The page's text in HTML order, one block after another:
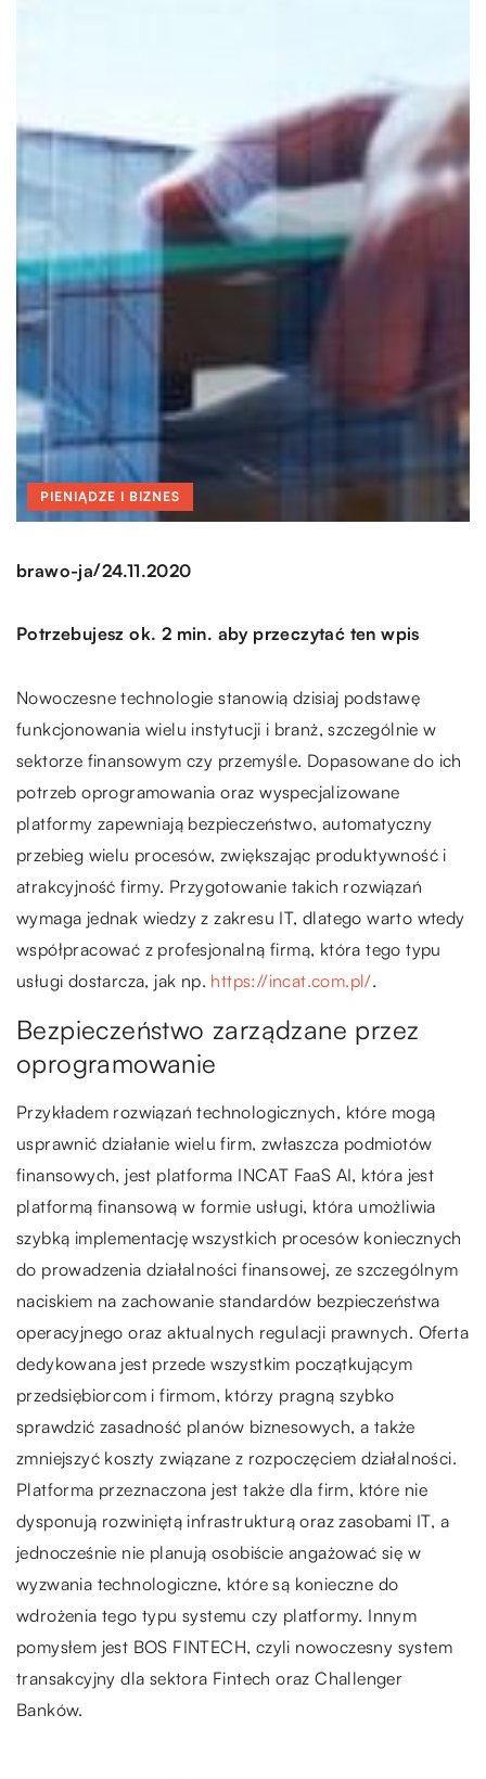
PIENIĄDZE I BIZNES
brawo-ja/24.11.2020
Potrzebujesz ok. 2 min. aby przeczytać ten wpis
Nowoczesne technologie stanowią dzisiaj podstawę
funkcjonowania wielu instytucji i branż, szczególnie w
sektorze finansowym czy przemyśle. Dopasowane do ich
potrzeb oprogramowania oraz wyspecjalizowane
platformy zapewniają bezpieczeństwo, automatyczny
przebieg wielu procesów, zwiększając produktywność i
atrakcyjność firmy. Przygotowanie takich rozwiązań
wymaga jednak wiedzy z zakresu IT, dlatego warto wtedy
współpracować z profesjonalną firmą, która tego typu
usługi dostarcza, jak np. https://incat.com.pl/.
Bezpieczeństwo zarządzane przez
oprogramowanie
Przykładem rozwiązań technologicznych, które mogą
usprawnić działanie wielu firm, zwłaszcza podmiotów
finansowych, jest platforma INCAT FaaS AI, która jest
platformą finansową w formie usługi, która umożliwia
szybką implementację wszystkich procesów koniecznych
do prowadzenia działalności finansowej, ze szczególnym
naciskiem na zachowanie standardów bezpieczeństwa
operacyjnego oraz aktualnych regulacji prawnych. Oferta
dedykowana jest przede wszystkim początkującym
przedsiębiorcom i firmom, którzy pragną szybko
sprawdzić zasadność planów biznesowych, a także
zmniejszyć koszty związane z rozpoczęciem działalności.
Platforma przeznaczona jest także dla firm, które nie
dysponują rozwiniętą infrastrukturą oraz zasobami IT, a
jednocześnie nie planują osobiście angażować się w
wyzwania technologiczne, które są konieczne do
wdrożenia tego typu systemu czy platformy. Innym
pomysłem jest BOS FINTECH, czyli nowoczesny system
transakcyjny dla sektora Fintech oraz Challenger
Banków.